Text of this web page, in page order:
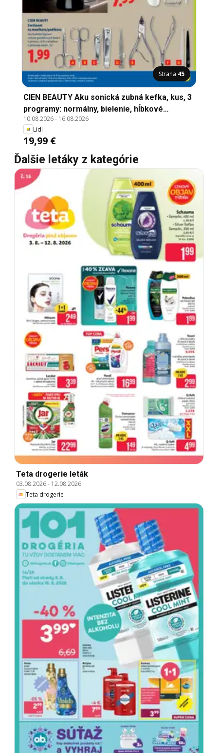
Strana 45
CIEN BEAUTY Aku sonická zubná kefka, kus, 3
programy: normálny, bielenie, hĺbkové
čistenie, 2-minútový časovač, s 30-
sekundovým intervalom
10.08.2026- 16.08.2026
Lidl
19,99 €
Ďalšie letáky z kategórie
Teta drogerie leták
03.08.2026- 12.08.2026
Teta drogerie